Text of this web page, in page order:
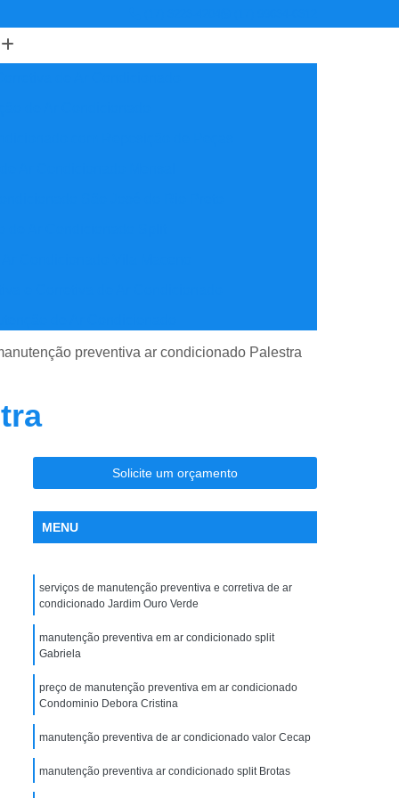
Ar Condicionado
Ar Condicionado
de Ar Condicionado
São José do Rio Preto
Maceno
Industriais
Robotizada de Dutos de Ar Condicionado
Plano de Manutenção Operação e Controle
e Controle para Ar Condicionado
Pmoc Ar Condicionado
Ar Condicionado São José do Rio Preto
Pmoc de Ar Condicionado
de Manutenção Operação e Controle
preventiva ar condicionado Palestra
Solicite um orçamento
MENU
serviços de manutenção preventiva e corretiva de ar
condicionado Jardim Ouro Verde
manutenção preventiva em ar condicionado split
Gabriela
preço de manutenção preventiva em ar condicionado
Condominio Debora Cristina
manutenção preventiva de ar condicionado valor Cecap
manutenção preventiva ar condicionado split Brotas